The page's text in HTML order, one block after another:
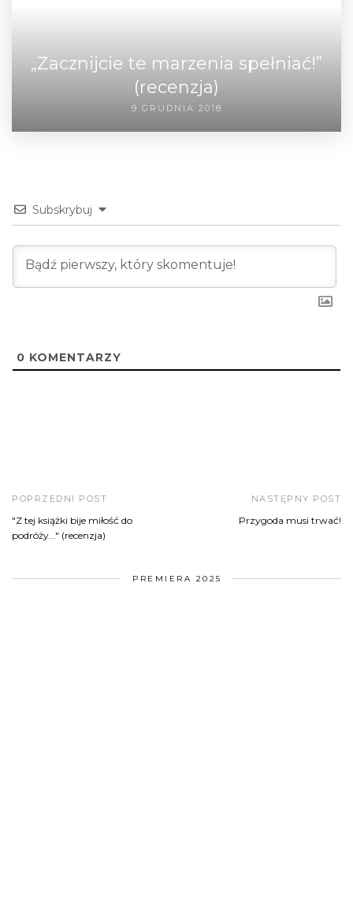
„Zacznijcie te marzenia spełniać!”
(recenzja)
9 GRUDNIA 2018
Subskrybuj
0 KOMENTARZY
POPRZEDNI POST
"Z tej książki bije miłość do
podróży..." (recenzja)
NASTĘPNY POST
Przygoda musi trwać!
PREMIERA 2025